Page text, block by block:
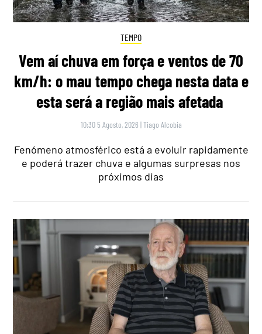
TEMPO
Vem aí chuva em força e ventos de 70
km/h: o mau tempo chega nesta data e
esta será a região mais afetada
10:30 5 Agosto, 2026 |Tiago Alcobia
Fenómeno atmosférico está a evoluir rapidamente
e poderá trazer chuva e algumas surpresas nos
próximos dias